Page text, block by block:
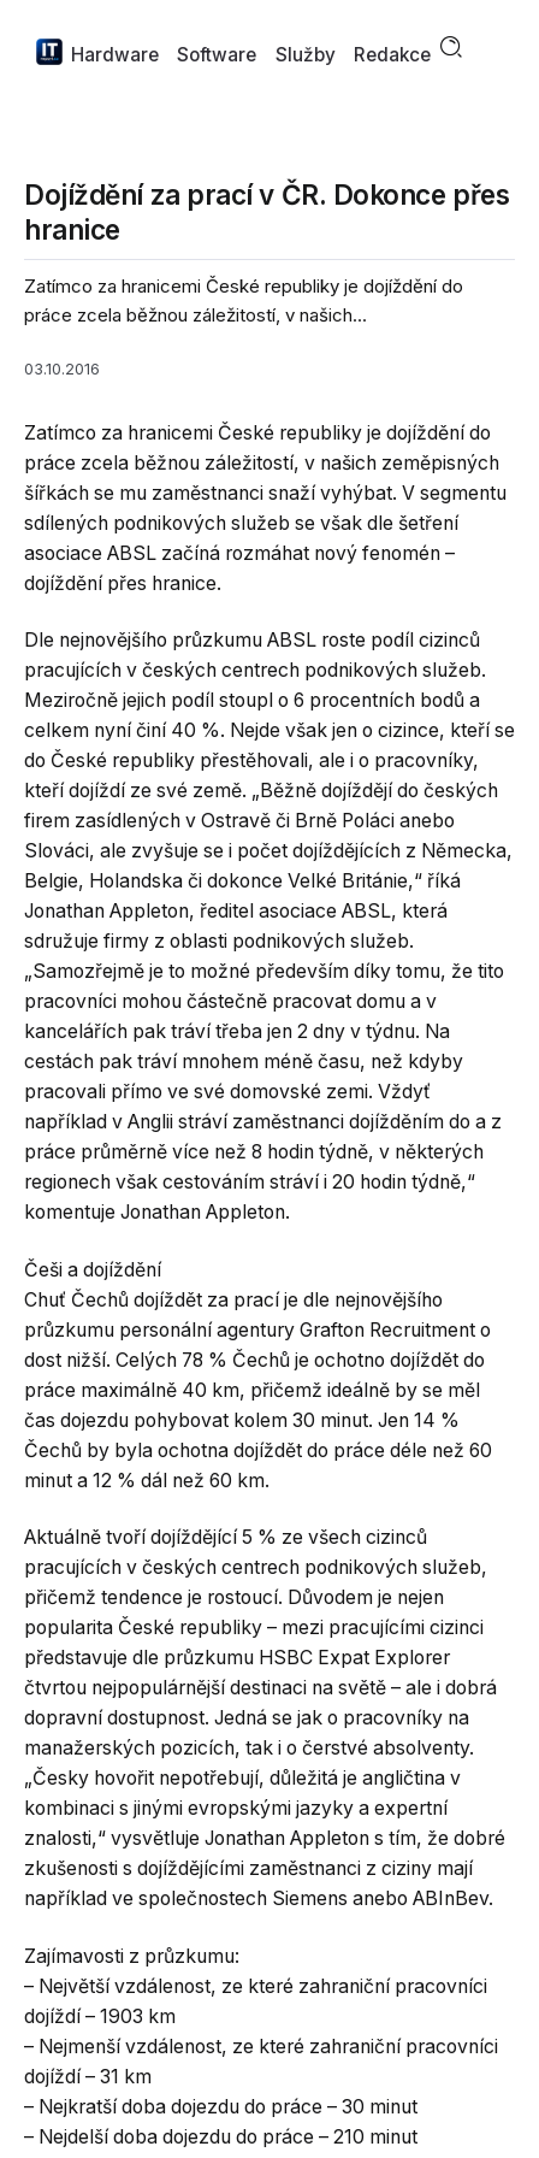
Hardware Software Služby Redakce
Dojíždění za prací v ČR. Dokonce přes
hranice
Zatímco za hranicemi České republiky je dojíždění do
práce zcela běžnou záležitostí, v našich...
03.10.2016
Zatímco za hranicemi České republiky je dojíždění do
práce zcela běžnou záležitostí, v našich zeměpisných
šířkách se mu zaměstnanci snaží vyhýbat. V segmentu
sdílených podnikových služeb se však dle šetření
asociace ABSL začíná rozmáhat nový fenomén –
dojíždění přes hranice.
Dle nejnovějšího průzkumu ABSL roste podíl cizinců
pracujících v českých centrech podnikových služeb.
Meziročně jejich podíl stoupl o 6 procentních bodů a
celkem nyní činí 40 %. Nejde však jen o cizince, kteří se
do České republiky přestěhovali, ale i o pracovníky,
kteří dojíždí ze své země. „Běžně dojíždějí do českých
firem zasídlených v Ostravě či Brně Poláci anebo
Slováci, ale zvyšuje se i počet dojíždějících z Německa,
Belgie, Holandska či dokonce Velké Británie,“ říká
Jonathan Appleton, ředitel asociace ABSL, která
sdružuje firmy z oblasti podnikových služeb.
„Samozřejmě je to možné především díky tomu, že tito
pracovníci mohou částečně pracovat domu a v
kancelářích pak tráví třeba jen 2 dny v týdnu. Na
cestách pak tráví mnohem méně času, než kdyby
pracovali přímo ve své domovské zemi. Vždyť
například v Anglii stráví zaměstnanci dojížděním do a z
práce průměrně více než 8 hodin týdně, v některých
regionech však cestováním stráví i 20 hodin týdně,“
komentuje Jonathan Appleton.
Češi a dojíždění
Chuť Čechů dojíždět za prací je dle nejnovějšího
průzkumu personální agentury Grafton Recruitment o
dost nižší. Celých 78 % Čechů je ochotno dojíždět do
práce maximálně 40 km, přičemž ideálně by se měl
čas dojezdu pohybovat kolem 30 minut. Jen 14 %
Čechů by byla ochotna dojíždět do práce déle než 60
minut a 12 % dál než 60 km.
Aktuálně tvoří dojíždějící 5 % ze všech cizinců
pracujících v českých centrech podnikových služeb,
přičemž tendence je rostoucí. Důvodem je nejen
popularita České republiky – mezi pracujícími cizinci
představuje dle průzkumu HSBC Expat Explorer
čtvrtou nejpopulárnější destinaci na světě – ale i dobrá
dopravní dostupnost. Jedná se jak o pracovníky na
manažerských pozicích, tak i o čerstvé absolventy.
„Česky hovořit nepotřebují, důležitá je angličtina v
kombinaci s jinými evropskými jazyky a expertní
znalosti,“ vysvětluje Jonathan Appleton s tím, že dobré
zkušenosti s dojíždějícími zaměstnanci z ciziny mají
například ve společnostech Siemens anebo ABInBev.
Zajímavosti z průzkumu:
– Největší vzdálenost, ze které zahraniční pracovníci
dojíždí – 1903 km
– Nejmenší vzdálenost, ze které zahraniční pracovníci
dojíždí – 31 km
– Nejkratší doba dojezdu do práce – 30 minut
– Nejdelší doba dojezdu do práce – 210 minut